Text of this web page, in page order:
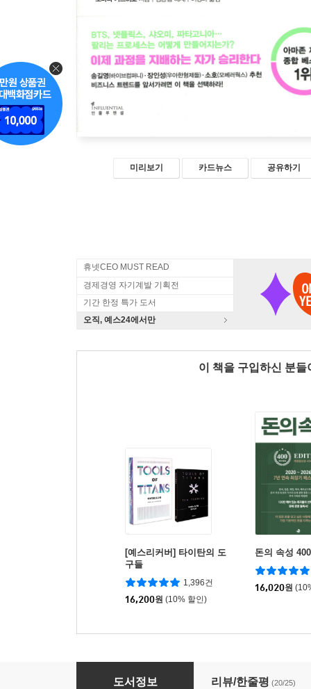
미리보기 카드뉴스 공유하기
휴넷CEO MUST READ
경제경영 자기계발 기획전
기간 한정 특가 도서
오직, 예스24에서만
이 책을 구입하신 분
[예스리커버] 타이탄의 도
구들
1,396건
16,200원 (10% 할인)
돈의 속성
16,020원
프로세스 이코노미
도서정보 리뷰/한줄평 (20/25)